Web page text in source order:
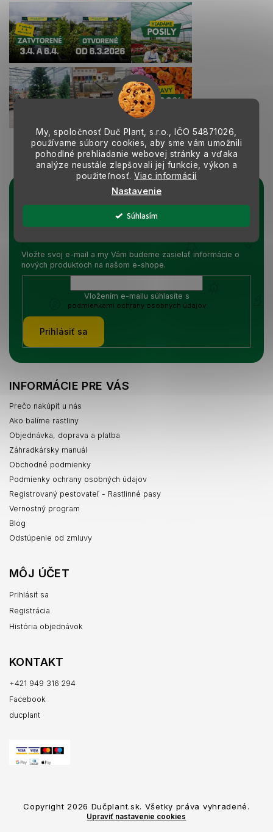
My, spoločnosť Duč Plant, s.r.o., IČO 54871026,
používame súbory cookies, aby sme vám umožnili
pohodlné prehliadanie webovej stránky a vďaka
analýze neustále zlepšovali jej funkcie, výkon a
použiteľnosť.Viac informácií
Nastavenie
Súhlasím
Sledovať na Instagrame
Prihlásiť sa k odberu noviniek
Vložením e-mailu súhlasíte s podmienkami
ochrany osobných údajov
Vložte svoj e-mail a my Vám budeme zasielať informácie o
nových produktoch na našom e-shope.
Vložením e-mailu súhlasíte s
podmienkami ochrany osobných údajov
Prihlásiť sa
INFORMÁCIE PRE VÁS
Prečo nakúpiť u nás
Ako balíme rastliny
Objednávka, doprava a platba
Záhradkársky manuál
Obchodné podmienky
Podmienky ochrany osobných údajov
Registrovaný pestovateľ - Rastlinné pasy
Vernostný program
Blog
Odstúpenie od zmluvy
MÔJ ÚČET
Prihlásiť sa
Registrácia
História objednávok
KONTAKT
+421 949 316 294
Facebook
ducplant
Copyright 2026 Dučplant.sk. Všetky práva vyhradené.
Upraviť nastavenie cookies